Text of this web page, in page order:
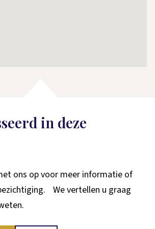
gehele begane grond
bouwjaar 2021
in deze
ons op voor meer informatie of
We vertellen u graag